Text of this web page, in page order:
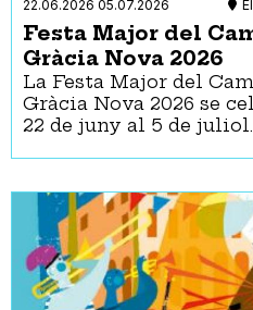
22.06.2026 05.07.2026
Festa Major del
Gràcia Nova 2026
La Festa Major del
Gràcia Nova 2026 se
22 de juny al 5 de juliol.